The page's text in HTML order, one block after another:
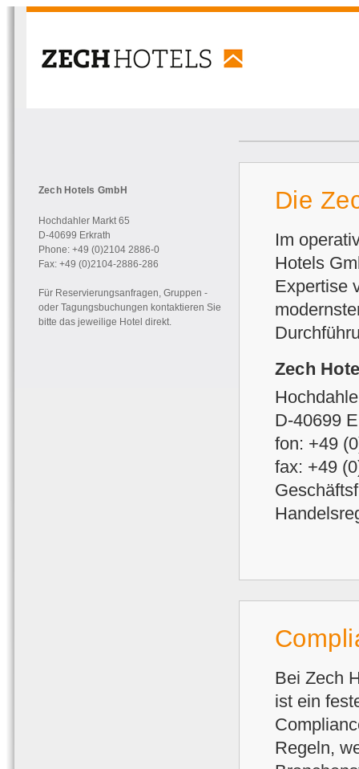
Die
Im
Hotels
Expertise
Zech
D-40699
fon: +49
fax: +49
Bei Zech
ist ein
Regeln,
Zech Hotels GmbH
Hochdahler Markt 65
D-40699 Erkrath
Phone: +49 (0)2104 2886-0
Fax: +49 (0)2104-2886-286
Für Reservierungsanfragen, Gruppen -
oder Tagungsbuchungen kontaktieren Sie
bitte das jeweilige Hotel direkt.